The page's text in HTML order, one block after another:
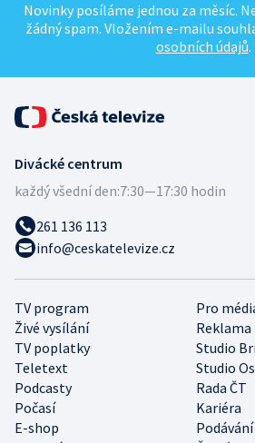
Novinky posíláme jednou za měsíc.
žádný spam. Vložením e-mailu
osobních údajů.